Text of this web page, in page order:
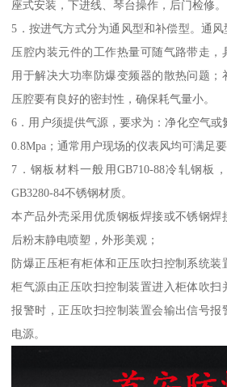
座式安装，下进线、琴台操作，后门检修。
5．按进气方式分为通风型和补偿型。通
压腔内装元件的工作热量可随气路带走
用于解决大功率防爆变频器的散热问题；
压腔要有良好的密封性，确保耗气量小。
6．用户须提供气源，要求为：净化空气或
0.8Mpa；通常用户现场的仪表风均可满足要
7．钢板材料一般用GB710-88冷轧钢板
GB3280-84不锈钢材质。
本产品外壳采用优质钢板焊接或不锈钢焊
后粉末静电喷塑，外形美观；
防爆正压柜有柜体和正压吹扫控制系统
柜气源由正压吹扫控制装置进入柜体吹扫
报警时，正压吹扫控制装置会输出信号报
电源。